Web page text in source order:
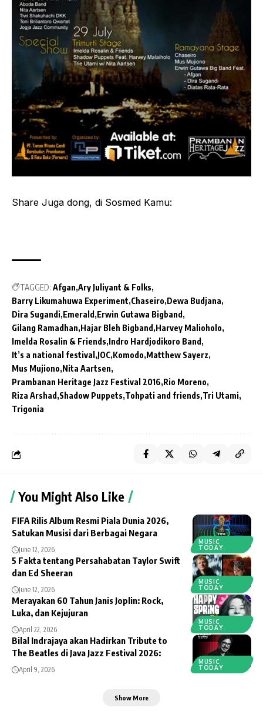
Share Juga dong, di Sosmed Kamu:
TAGGED: Afgan Ary Juliyant & Folks
Barry Likumahuwa Experiment Chaseiro Dewa Budjana
Dira Sugandi Emerald Erwin Gutawa Bigband
Gilang Ramadhan Hajar Bleh Bigband Harvey Malioholo
Imelda Rosalin & Friends Indro Hardjodikoro Band
It’s a national festival JOC Komodo Matthew Sayerz
Mus Mujiono Nita Aartsen
Prambanan Heritage Jazz Festival 2016 Rio Moreno
Riza Arshad Shadow Puppets Tohpati and friends Tri Utami
Trigonia
You Might Also Like
MUSIC
TODAY
FIFA Rilis Album Resmi Piala Dunia 2026,
Satukan Musisi dari Berbagai Negara
June 12, 2026
MUSIC
TODAY
5 Fakta tentang Persahabatan Taylor Swift
dan Ed Sheeran
June 12, 2026
MUSIC
TODAY
Merayakan 60 Tahun Janis Joplin: Rock,
Luka, dan Kejujuran
April 22, 2026
MUSIC
TODAY
Bilal Indrajaya akan Hadirkan Tribute to
The Beatles di Java Jazz Festival 2026:
April 9, 2026
Show More